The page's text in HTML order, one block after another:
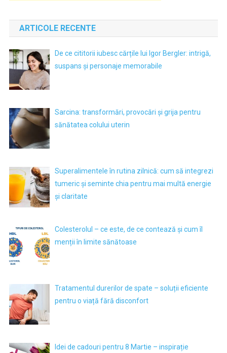
ARTICOLE RECENTE
De ce cititorii iubesc cărțile lui Igor Bergler: intrigă,
suspans și personaje memorabile
Sarcina: transformări, provocări și grija pentru
sănătatea colului uterin
Superalimentele în rutina zilnică: cum să integrezi
tumeric și seminte chia pentru mai multă energie
și claritate
Colesterolul – ce este, de ce contează și cum îl
menții în limite sănătoase
Tratamentul durerilor de spate – soluții eficiente
pentru o viață fără disconfort
Idei de cadouri pentru 8 Martie – inspirație